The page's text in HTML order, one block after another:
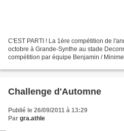
C'EST PARTI ! La 1ère compétition de
octobre à Grande-Synthe au stade
compétition par équipe Benjamin /
Challenge d'Automne
Publié le 26/09/2011 à 13:29
Par gra.athle